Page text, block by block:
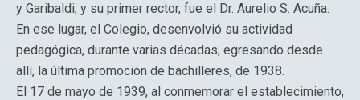
y Garibaldi, y su primer rector, fue el Dr. Aurelio S. Acuña.
En ese lugar, el Colegio, desenvolvió su actividad
pedagógica, durante varias décadas; egresando desde
allí, la última promoción de bachilleres, de 1938.
El 17 de mayo de 1939, al conmemorar el establecimiento,